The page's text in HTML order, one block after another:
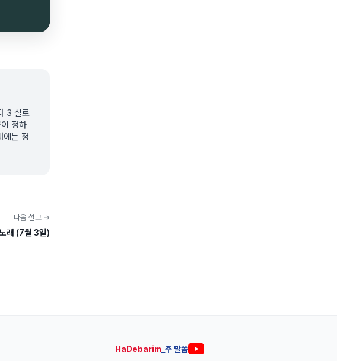
3 실로
정하
에는 정
다음 설교 →
래 (7월 3일)
HaDebarim _주 말씀